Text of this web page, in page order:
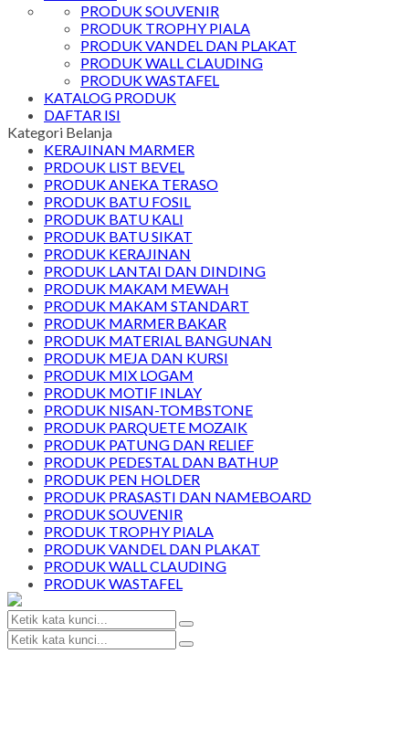
PRODUK SOUVENIR
PRODUK TROPHY PIALA
PRODUK VANDEL DAN PLAKAT
PRODUK WALL CLAUDING
PRODUK WASTAFEL
KATALOG PRODUK
DAFTAR ISI
Kategori Belanja
KERAJINAN MARMER
PRDOUK LIST BEVEL
PRODUK ANEKA TERASO
PRODUK BATU FOSIL
PRODUK BATU KALI
PRODUK BATU SIKAT
PRODUK KERAJINAN
PRODUK LANTAI DAN DINDING
PRODUK MAKAM MEWAH
PRODUK MAKAM STANDART
PRODUK MARMER BAKAR
PRODUK MATERIAL BANGUNAN
PRODUK MEJA DAN KURSI
PRODUK MIX LOGAM
PRODUK MOTIF INLAY
PRODUK NISAN-TOMBSTONE
PRODUK PARQUETE MOZAIK
PRODUK PATUNG DAN RELIEF
PRODUK PEDESTAL DAN BATHUP
PRODUK PEN HOLDER
PRODUK PRASASTI DAN NAMEBOARD
PRODUK SOUVENIR
PRODUK TROPHY PIALA
PRODUK VANDEL DAN PLAKAT
PRODUK WALL CLAUDING
PRODUK WASTAFEL